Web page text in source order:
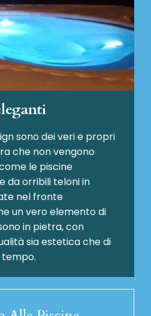
sono dei veri e propri
che non vengono
le piscine
da orribili teloni in
nel fronte
un vero elemento di
in pietra, con
sia estetica che di